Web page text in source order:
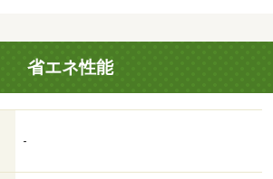
行なうことができます。知らない人が
ける必要がなくなるモニター付きイン
ります。射水市エリアでの新生活をご
暮らしを当社のスタッフが全力でサポ
付近の情報も満載です。・賃貸保証
リーブ ハウスリーブ株式会社 契約
省エネ性能
-